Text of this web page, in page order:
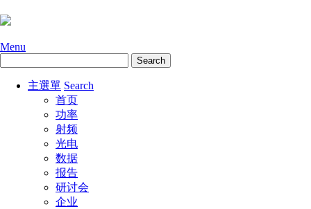
Menu
主選單 Search
首页
功率
射频
光电
数据
报告
研讨会
企业